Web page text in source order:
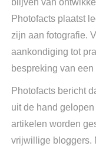
Photofacts plaatst
zijn aan fotografie.
aankondiging tot
bespreking van een
Photofacts bericht
uit de hand
artikelen worden
vrijwillige bloggers.